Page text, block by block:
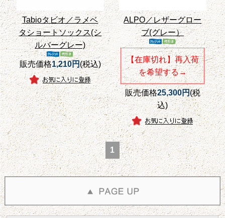
Tabioタビオ／ラメベ
タショートソックス(シ
ルバーグレー)
販売価格1,210円(税込)
ALPO／レザーグロー
ブ(グレー）
【在庫切れ】再入荷
を希望する→
販売価格25,300円(税
込)
1